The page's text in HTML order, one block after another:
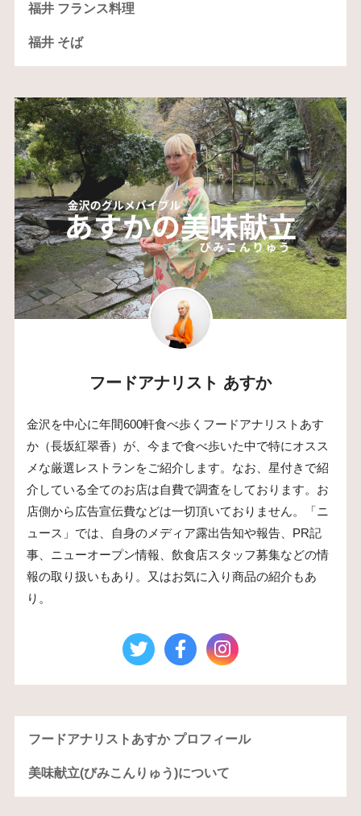
福井 フランス料理
福井 そば
フードアナリスト あすか
金沢を中心に年間600軒食べ歩くフードアナリストあす
か（長坂紅翠香）が、今まで食べ歩いた中で特にオスス
メな厳選レストランをご紹介します。なお、星付きで紹
介している全てのお店は自費で調査をしております。お
店側から広告宣伝費などは一切頂いておりません。「ニ
ュース」では、自身のメディア露出告知や報告、PR記
事、ニューオープン情報、飲食店スタッフ募集などの情
報の取り扱いもあり。又はお気に入り商品の紹介もあ
り。
フードアナリストあすか プロフィール
美味献立(びみこんりゅう)について